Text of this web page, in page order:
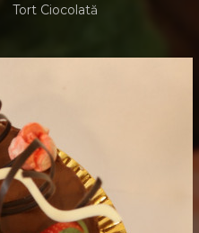
Tort Ciocolată